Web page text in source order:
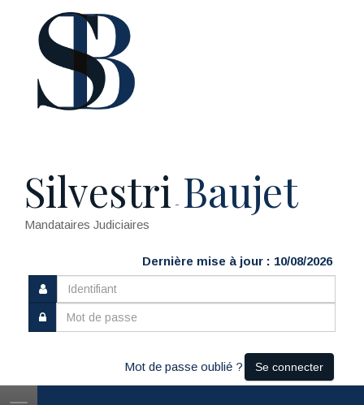
Silvestri - Baujet
Mandataires Judiciaires
Dernière mise à jour : 10/08/2026
Mot de passe oublié ? Se connecter